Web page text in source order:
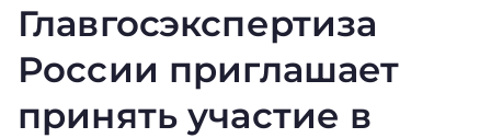
Главгосэкспертиза
России приглашает
принять участие в